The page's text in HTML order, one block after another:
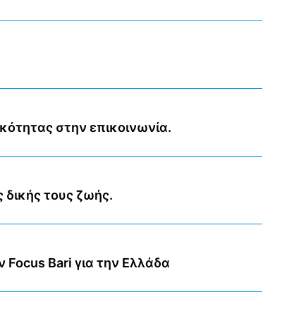
στην επικοινωνία.
τους ζωής.
Bari για την Ελλάδα